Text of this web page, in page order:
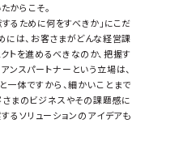
からこそ。
るために何をすべきか」にこだ
には、お客さまがどんな経営課
トを進めるべきなのか、把握す
ンスパートナーという立場は、
一体ですから、細かいことまで
さまのビジネスやその課題感に
るソリューションのアイデアも